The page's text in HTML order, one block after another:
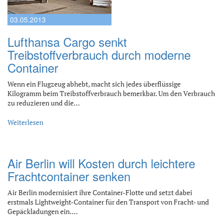
03.05.2013
Lufthansa Cargo senkt
Treibstoffverbrauch durch moderne
Container
Wenn ein Flugzeug abhebt, macht sich jedes überflüssige
Kilogramm beim Treibstoffverbrauch bemerkbar. Um den Verbrauch
zu reduzieren und die…
Weiterlesen
Air Berlin will Kosten durch leichtere
Frachtcontainer senken
Air Berlin modernisiert ihre Container-Flotte und setzt dabei
erstmals Lightweight-Container für den Transport von Fracht- und
Gepäckladungen ein.…